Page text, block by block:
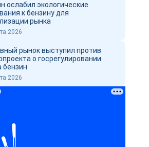
ослабил экологические
к бензину для
рынка
2026
рынок выступил против
о госрегулировании
бензин
2026